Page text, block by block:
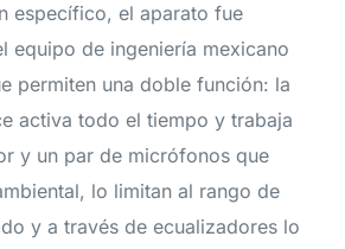
específico, el aparato fue
equipo de ingeniería mexicano
permiten una doble función: la
activa todo el tiempo y trabaja
y un par de micrófonos que
lo limitan al rango de
y a través de ecualizadores lo